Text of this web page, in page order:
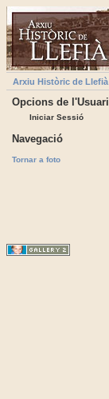
Arxiu Històric de Llefià
Opcions de l'Usuari
Iniciar Sessió
Navegació
Tornar a foto